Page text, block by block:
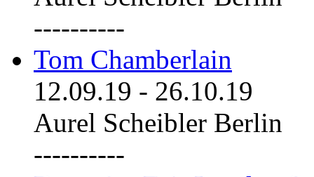
----------
Tom Chamberlain
12.09.19 - 26.10.19
Aurel Scheibler Berlin
----------